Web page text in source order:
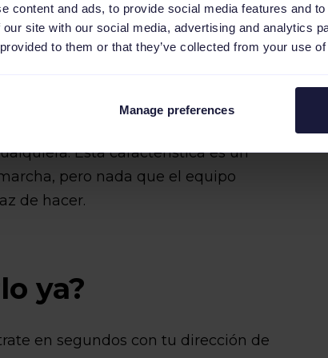
content and ads, to provide social media features and
site with our social media, advertising and analytics
to them or that they’ve collected from your use
Manage preferences
en eBay?
la flexibilidad que necesitas para
vendes tus productos. Esto
productos a un solo perfil de
Esta característica es un
pero nada que el equipo
de hacer.
ya?
en segundos con tu dirección de